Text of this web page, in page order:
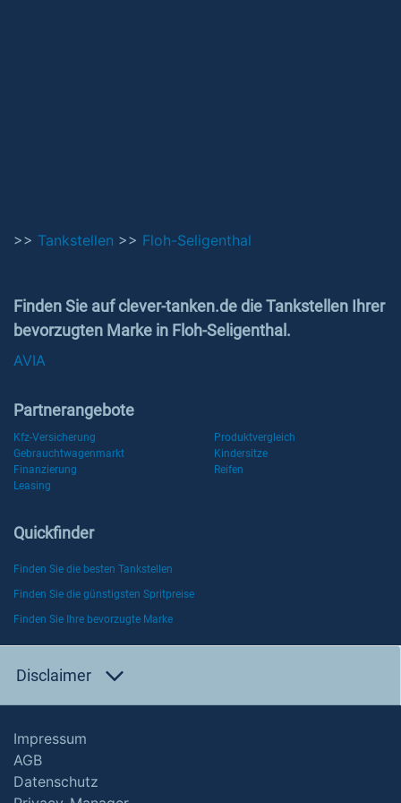
>> Tankstellen >> Floh-Seligenthal
Finden Sie auf clever-tanken.de die Tankstellen Ihrer
bevorzugten Marke in Floh-Seligenthal.
AVIA
Partnerangebote
Kfz-Versicherung
Produktvergleich
Gebrauchtwagenmarkt
Kindersitze
Finanzierung
Reifen
Leasing
Quickfinder
Finden Sie die besten Tankstellen
Finden Sie die günstigsten Spritpreise
Finden Sie Ihre bevorzugte Marke
Disclaimer
Impressum
AGB
Datenschutz